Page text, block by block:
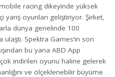
racing dikeyinde yüksek
oyunları geliştiriyor. Şirket,
dünya genelinde 100
Spektra Games’in son
bu yana ABD App
indirilen oyunu haline gelerek
ve ölçeklenebilir büyüme